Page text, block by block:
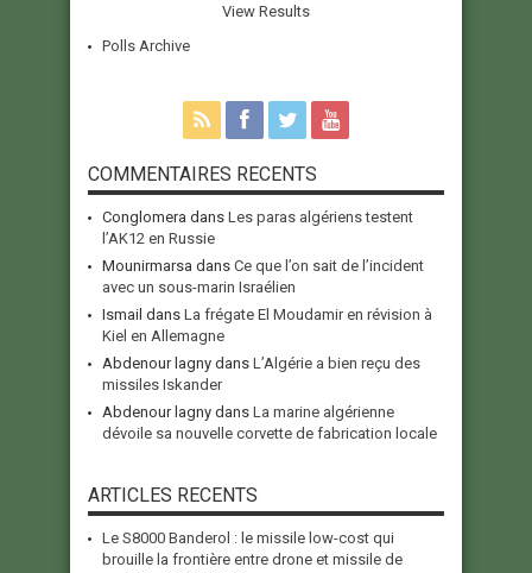
View Results
Polls Archive
COMMENTAIRES RECENTS
Conglomera dans Les paras algériens testent
l’AK12 en Russie
Mounirmarsa dans Ce que l’on sait de l’incident
avec un sous-marin Israélien
Ismail dans La frégate El Moudamir en révision à
Kiel en Allemagne
Abdenour lagny dans L’Algérie a bien reçu des
missiles Iskander
Abdenour lagny dans La marine algérienne
dévoile sa nouvelle corvette de fabrication locale
ARTICLES RECENTS
Le S8000 Banderol : le missile low-cost qui
brouille la frontière entre drone et missile de